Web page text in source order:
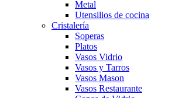
Metal
Utensilios de cocina
Cristalería
Soperas
Platos
Vasos Vidrio
Vasos y Tarros
Vasos Mason
Vasos Restaurante